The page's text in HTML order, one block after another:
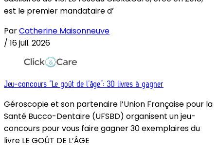
est le premier mandataire d’
ParCatherine Maisonneuve
/ 16 juil. 2026
Jeu-concours “Le goût de l’âge”: 30 livres à gagner
Géroscopie et son partenaire l’Union Française pour la
Santé Bucco-Dentaire (UFSBD) organisent un jeu-
concours pour vous faire gagner 30 exemplaires du
livre LE GOÛT DE L’ÂGE